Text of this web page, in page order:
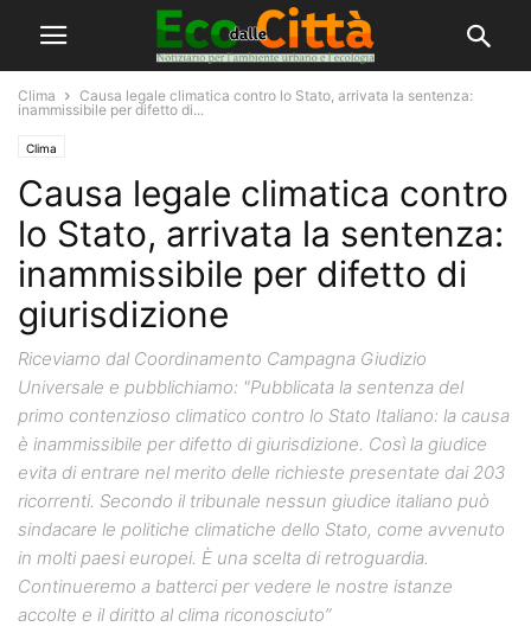
Clima
Causa legale climatica contro lo Stato, arrivata la sentenza:
inammissibile per difetto di...
Clima
Causa legale climatica contro
lo Stato, arrivata la sentenza:
inammissibile per difetto di
giurisdizione
Riceviamo dal Coordinamento Campagna Giudizio
Universale e pubblichiamo: "Pubblicata la sentenza del
primo contenzioso climatico contro lo Stato Italiano: la causa
è inammissibile per difetto di giurisdizione. Così la giudice
evita di entrare nel merito delle richieste presentate dai 203
ricorrenti. Secondo il tribunale nessun giudice italiano può
sindacare le politiche climatiche dello Stato, come avvenuto
in molti paesi europei. È una scelta di retroguardia.
Continueremo a batterci per vedere le nostre istanze
accolte e il diritto al clima riconosciuto”